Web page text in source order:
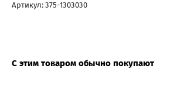
Артикул: 375-1303030
С этим товаром обычно покупают